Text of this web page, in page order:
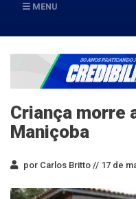
MENU
Criança morre
Maniçoba
por Carlos Britto // 17 de